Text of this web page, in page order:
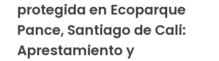
protegida en Ecoparque
Pance, Santiago de Cali:
Aprestamiento y